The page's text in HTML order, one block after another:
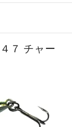
７ チャー